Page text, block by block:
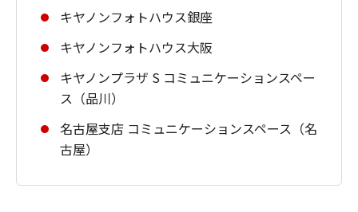
キヤノンフォトハウス銀座
キヤノンフォトハウス大阪
キヤノンプラザ S コミュニケーションスペー
ス（品川）
名古屋支店 コミュニケーションスペース（名
古屋）